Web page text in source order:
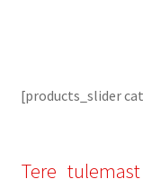
[products_slider
Tere